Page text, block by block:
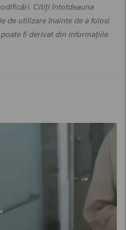
Laurdimonium Tosylate,
Benzoate, Silicone
Glycol, Panthenol, Lactic
1 Trideceth-6, Polyglyceryl-3
Extract, Trideceth-
Phenethyl Acetate, Hexyl
Citiți întotdeauna
de utilizare înainte de a folosi
fi derivat din informațiile